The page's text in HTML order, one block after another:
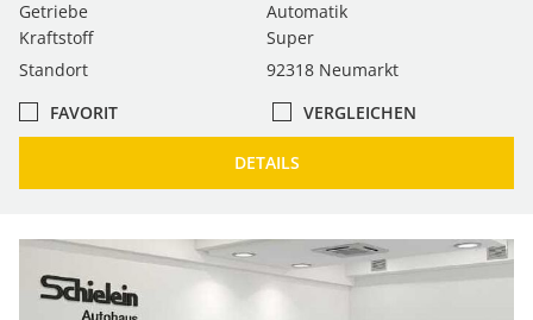
Getriebe
Automatik
Kraftstoff
Super
Standort
92318 Neumarkt
FAVORIT
VERGLEICHEN
DETAILS